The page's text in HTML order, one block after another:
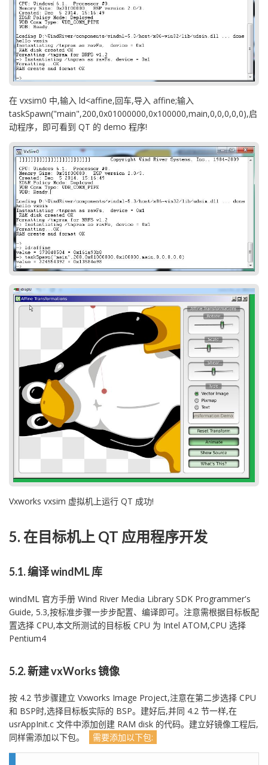
在 vxsim0 中,输入 ld<affine,回车,导入 affine;输入
taskSpawn("main",200,0x01000000,0x100000,main,0,0,0,0,0),启
动程序，即可看到 QT 的 demo 程序!
Vxworks vxsim 虚拟机上运行 QT 成功!
5. 在目标机上 QT 应用程序开发
5.1. 编译 windML 库
windML 官方手册 Wind River Media Library SDK Programmer's
Guide, 5.3,按标准步骤一步步配置、编译即可。注意需根据目标板配
置选择 CPU,本文所测试的目标板 CPU 为 Intel ATOM,CPU 选择
Pentium4
5.2. 新建 vxWorks 镜像
按 4.2 节步骤建立 Vxworks Image Project,注意在第二步选择 CPU
和 BSP时,选择目标板实际的 BSP。建好后,并同 4.2 节一样,在
usrAppInit.c 文件中添加创建 RAM disk 的代码。建立好镜像工程后,
同样需添加以下包。
需要添加以下包: